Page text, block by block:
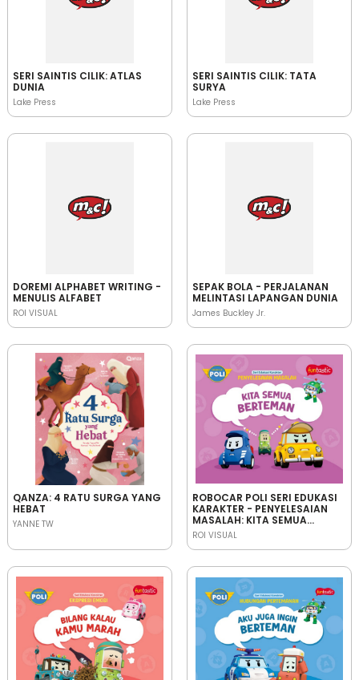
SERI SAINTIS CILIK: ATLAS
DUNIA
Lake Press
SERI SAINTIS CILIK: TATA
SURYA
Lake Press
DOREMI ALPHABET WRITING -
MENULIS ALFABET
ROI VISUAL
SEPAK BOLA - PERJALANAN
MELINTASI LAPANGAN DUNIA
James Buckley Jr.
QANZA: 4 RATU SURGA YANG
HEBAT
YANNE TW
ROBOCAR POLI SERI EDUKASI
KARAKTER - PENYELESAIAN
MASALAH: KITA SEMUA
BERTEMAN
ROI VISUAL